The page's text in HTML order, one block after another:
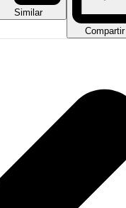
Similar
Compartir